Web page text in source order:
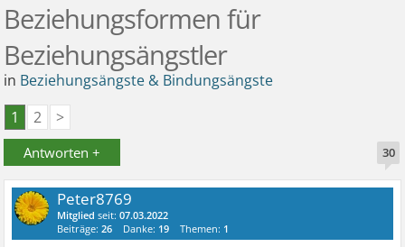
Beziehungsformen für
Beziehungsängstler
in Beziehungsängste & Bindungsängste
1
2 >
Antworten + 30
Peter8769
Mitglied seit:07.03.2022
Beiträge:26 Danke: 19 Themen: 1